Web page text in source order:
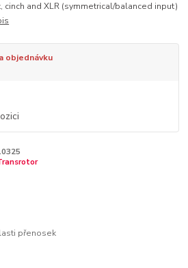
and XLR (symmetrical/balanced input)
objednávku
přenosek